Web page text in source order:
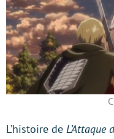
L’histoire de L’Attaque